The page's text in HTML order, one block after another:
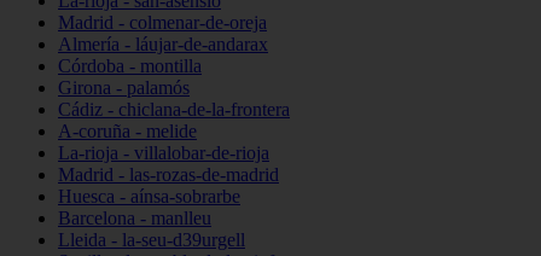
Madrid - colmenar-de-oreja
Almería - láujar-de-andarax
Córdoba - montilla
Girona - palamós
Cádiz - chiclana-de-la-frontera
A-coruña - melide
La-rioja - villalobar-de-rioja
Madrid - las-rozas-de-madrid
Huesca - aínsa-sobrarbe
Barcelona - manlleu
Lleida - la-seu-d39urgell